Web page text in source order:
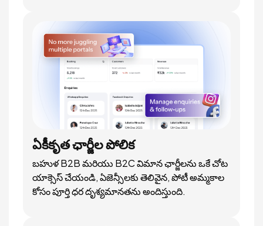
ఏకీకృత ఛార్జీల పోలిక
బహుళ B2B మరియు B2C విమాన ఛార్జీలను ఒకే చోట
యాక్సెస్ చేయండి, ఏజెన్సీలకు తెలివైన, పోటీ అమ్మకాల
కోసం పూర్తి ధర దృశ్యమానతను అందిస్తుంది.